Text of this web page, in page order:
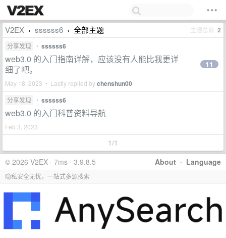
V2EX › ssssss6 › 全部主题 主题总数 2
分享发现 • ssssss6
web3.0 的入门指南详解，应该没有人能比我更详
细了吧。
May 18, 2023 • Lastly replied bychenshun00
11
分享发现 • ssssss6
web3.0 的入门科普资料导航
Feb 3, 2023
1/1
About · Language
© 2026 V2EX · 7ms · 3.9.8.5
隐私安全无忧，一站式多源搜索